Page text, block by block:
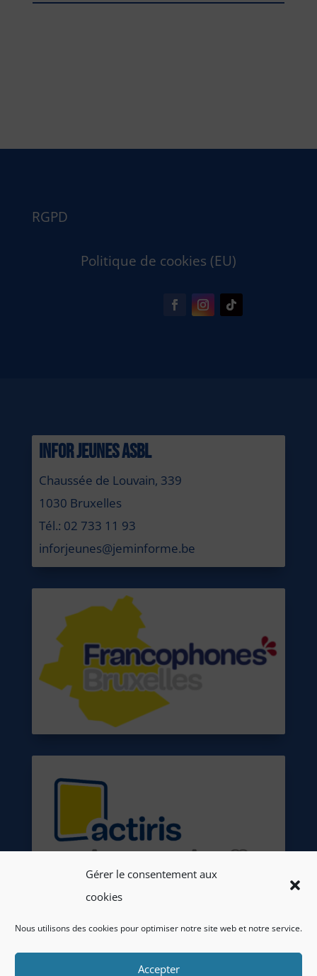
Gérer le consentement aux
cookies
Nous utilisons des cookies pour optimiser notre site web et notre service.
Accepter
RGPD
Politique de cookies (EU)
INFOR JEUNES ASBL
Chaussée de Louvain, 339
1030 Bruxelles
Tél.: 02 733 11 93
inforjeunes@jeminforme.be